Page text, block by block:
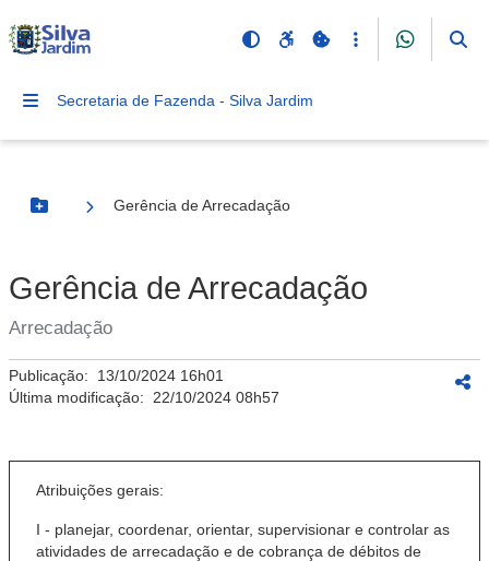
Secretaria de Fazenda - Silva Jardim
Botão Menu
Gerência de Arrecadação
Gerência de Arrecadação
Arrecadação
Publicação: 13/10/2024 16h01
Última modificação: 22/10/2024 08h57
Atribuições gerais:
I - planejar, coordenar, orientar, supervisionar e controlar as
atividades de arrecadação e de cobrança de débitos de